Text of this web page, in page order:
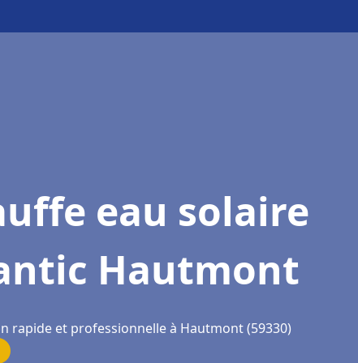
eau solaire
Hautmont
rapide et professionnelle à Hautmont (59330)